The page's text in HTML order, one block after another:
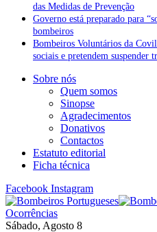
das Medidas de Prevenção
Governo está preparado para
bombeiros
Bombeiros Voluntários da
sociais e pretendem suspender
Sobre nós
Quem somos
Sinopse
Agradecimentos
Donativos
Contactos
Estatuto editorial
Ficha técnica
Facebook Instagram
Ocorrências
Sábado, Agosto 8